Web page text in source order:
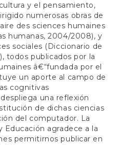
y el pensamiento,
numerosas obras de
des sciences humaines
humanas, 2004/2008), y
sociales (Diccionario de
todos publicados por la
â€“fundada por el
un aporte al campo de
cognitivas
una reflexión
de dichas ciencias
del computador. La
Educación agradece a la
permitirnos publicar en